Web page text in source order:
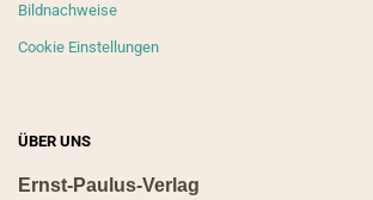
Bildnachweise
Cookie Einstellungen
ÜBER UNS
Ernst-Paulus-Verlag